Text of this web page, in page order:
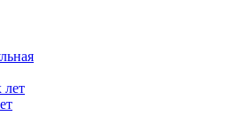
лет